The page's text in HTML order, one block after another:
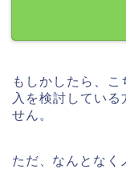
もしかしたら、
入を検討してい
せん。
ただ、なんとなく